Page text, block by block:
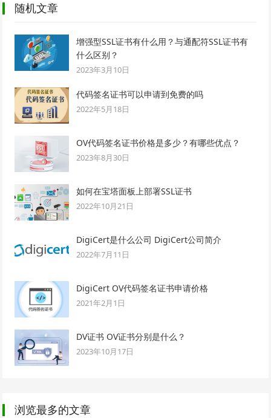
随机文章
增强型SSL证书有什么用？与通配符SSL证书有
什么区别？
2023年3月10日
代码签名证书可以申请到免费的吗
2022年5月18日
OV代码签名证书价格是多少？有哪些优点？
2023年8月30日
如何在宝塔面板上部署SSL证书
2022年10月21日
DigiCert是什么公司 DigiCert公司简介
2022年7月11日
DigiCert OV代码签名证书申请价格
2021年2月1日
DV证书 OV证书分别是什么？
2023年10月17日
浏览最多的文章